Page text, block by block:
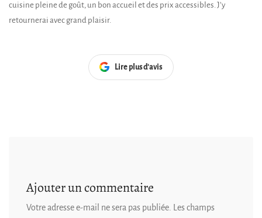
cuisine pleine de goût, un bon accueil et des prix accessibles. J’y
retournerai avec grand plaisir.
Lire plus d'avis
Ajouter un commentaire
Votre adresse e-mail ne sera pas publiée.
Les champs